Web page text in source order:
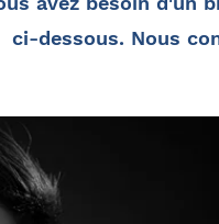
ci-dessous. Nous